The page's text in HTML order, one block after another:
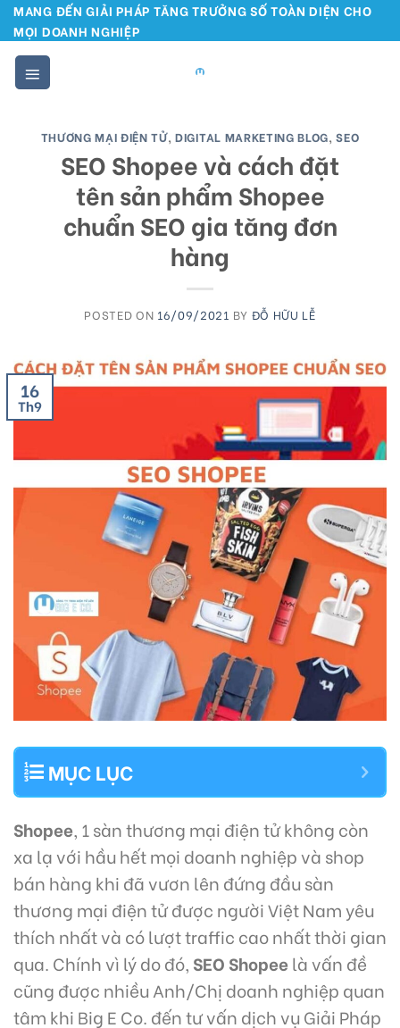
Skip
to
content
MANG ĐẾN GIẢI PHÁP TĂNG TRƯỞNG SỐ TOÀN DIỆN CHO
MỌI DOANH NGHIỆP
THƯƠNG MẠI ĐIỆN TỬ,DIGITAL MARKETING BLOG,SEO
SEO Shopee và cách đặt
tên sản phẩm Shopee
chuẩn SEO gia tăng đơn
hàng
POSTED ON 16/09/2021 BY ĐỖ HỮU LỄ
16
Th9
MỤC LỤC
Shopee, 1 sàn thương mại điện tử không còn
xa lạ với hầu hết mọi doanh nghiệp và shop
bán hàng khi đã vươn lên đứng đầu sàn
thương mại điện tử được người Việt Nam yêu
thích nhất và có lượt traffic cao nhất thời gian
qua. Chính vì lý do đó, SEO Shopee là vấn đề
cũng được nhiều Anh/Chị doanh nghiệp quan
tâm khi Big E Co. đến tư vấn dịch vụ Giải Pháp